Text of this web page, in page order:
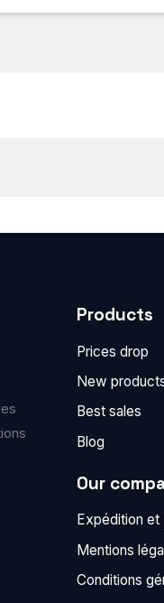
Products
Prices drop
New
Best sales
Blog
Our
Expédition et
Mentions
Conditions